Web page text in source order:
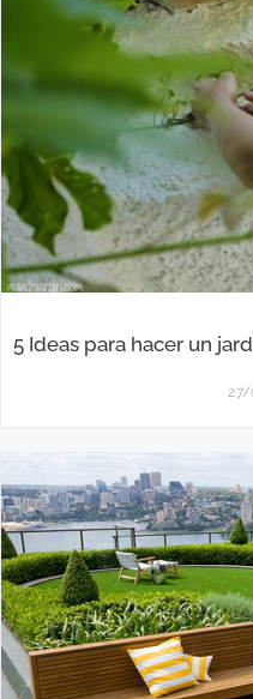
5 Ideas para hacer un